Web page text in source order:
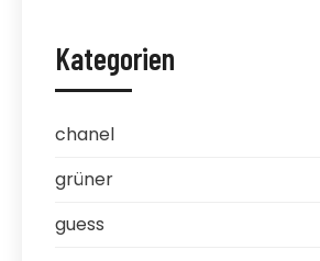
Kategorien
chanel
grüner
guess